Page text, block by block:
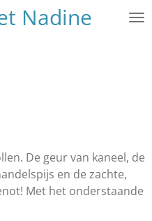
Nadine
De geur van kaneel, de
en de zachte,
Met het onderstaande